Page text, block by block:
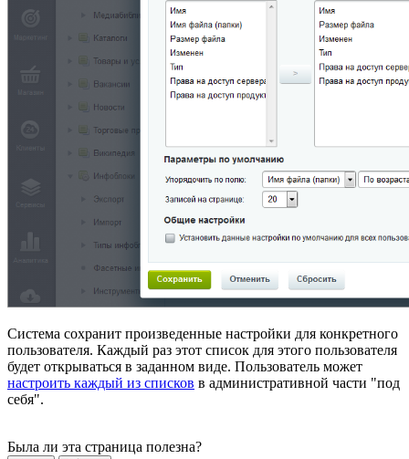
Система сохранит произведенные настройки для конкретного
пользователя. Каждый раз этот список для этого пользователя
будет открываться в заданном виде. Пользователь может
настроить каждый из списков в административной части "под
себя".
Была ли эта страница полезна?